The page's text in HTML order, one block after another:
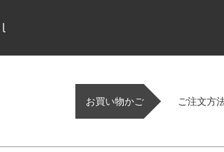
お買い物かご ご注文方